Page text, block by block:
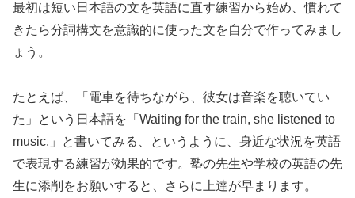
最初は短い日本語の文を英語に直す練習から始め、慣れて
きたら分詞構文を意識的に使った文を自分で作ってみまし
ょう。
たとえば、「電車を待ちながら、彼女は音楽を聴いてい
た」という日本語を「Waiting for the train, she listened to
music.」と書いてみる、というように、身近な状況を英語
で表現する練習が効果的です。塾の先生や学校の英語の先
生に添削をお願いすると、さらに上達が早まります。